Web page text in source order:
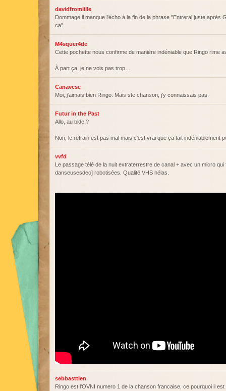
davidfromlille
Dommage il manque l'écho à la fin de la phrase "Entrerai juste après
ca"
M4squer4de
Cette pochette nous confirme de manière indéniable que Ringo rime
À part ça, je ne vois pas trop…
Canavese
Moi, j'aimais bien Ringo. Mais ste chanson, j'y connaissais pas.
Futur in the Past
Allo, au bide ?
Non, le refrain est pas mal mais c'est vrai que ça fait indéniablement
vvfd
Le passage télé de la nuit extraterrestre de canal + avec un micro qui
danseusesdeo] robotisées. Qualité VHS hélas.
sebbasttien
Ringo est l'OVNI numero 1 de la chanson francaise, ce pourquoi il est